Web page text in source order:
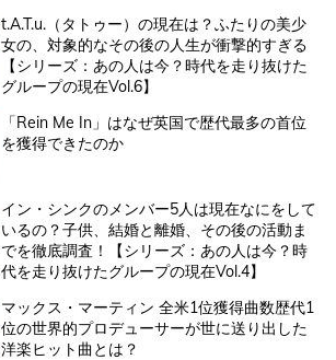
t.A.T.u.（タトゥー）の現在は？ふたりの美少
女の、対象的なその後の人生が衝撃的すぎる
【シリーズ：あの人は今？時代を走り抜けた
グループの現在Vol.6】
「Rein Me In」はなぜ英国で歴代最多の首位
を獲得できたのか
イン・シンクのメンバー5人は現在なにをして
いるの？子供、結婚と離婚、その後の活動ま
でを徹底調査！【シリーズ：あの人は今？時
代を走り抜けたグループの現在Vol.4】
マックス・マーティン 全米1位獲得曲数歴代1
位の世界的プロデューサーが世に送り出した
洋楽ヒット曲とは？